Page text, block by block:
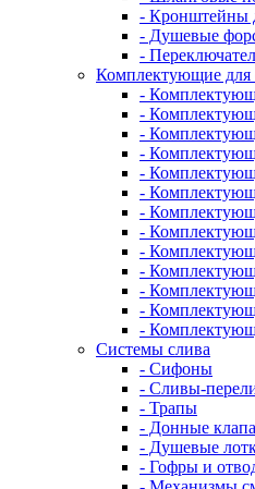
- Кронштейны
- Душевые
-
Комплектующие для
-
-
-
-
-
-
-
-
-
-
-
-
-
Системы слива
- Сифоны
- Сливы-
- Трапы
- Донные
- Душевые
- Гофры и